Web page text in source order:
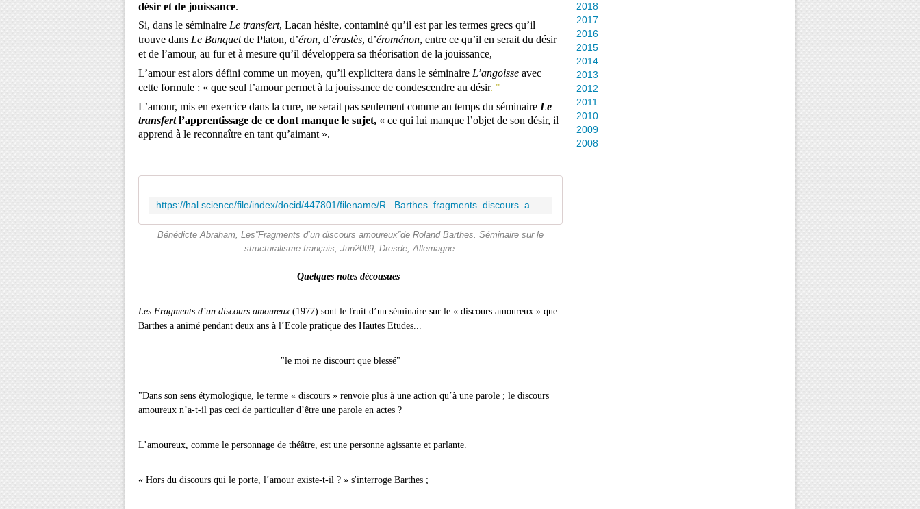
désir et de jouissance.
Si, dans le séminaire Le transfert, Lacan hésite, contaminé qu’il est par les termes grecs qu’il
trouve dans Le Banquetde Platon, d’éron, d’érastès, d’éroménon, entre ce qu’il en serait du désir
et de l’amour, au fur et à mesure qu’il développera sa théorisation de la jouissance,
L’amour est alors défini comme un moyen, qu’il explicitera dans le séminaire L’angoisse avec
cette formule : « que seul l’amour permet à la jouissance de condescendre au désir. "
L’amour, mis en exercice dans la cure, ne serait pas seulement comme au temps du séminaire Le
transfertl’apprentissage de ce dont manque le sujet, « ce qui lui manque l’objet de son désir, il
apprend à le reconnaître en tant qu’aimant ».
Bénédicte Abraham, Les”Fragments d’un discours amoureux”de Roland Barthes. Séminaire sur le
structuralisme français, Jun2009, Dresde, Allemagne.
Quelques notes décousues
Les Fragments d’un discours amoureux (1977) sont le fruit d’un séminaire sur le « discours amoureux » que
Barthes a animé pendant deux ans à l’Ecole pratique des Hautes Etudes...
"le moi ne discourt que blessé"
"Dans son sens étymologique, le terme « discours » renvoie plus à une action qu’à une parole ; le discours
amoureux n’a-t-il pas ceci de particulier d’être une parole en actes ?
L’amoureux, comme le personnage de théâtre, est une personne agissante et parlante.
« Hors du discours qui le porte, l’amour existe-t-il ? » s'interroge Barthes ;
2018
2017
2016
2015
2014
2013
2012
2011
2010
2009
2008